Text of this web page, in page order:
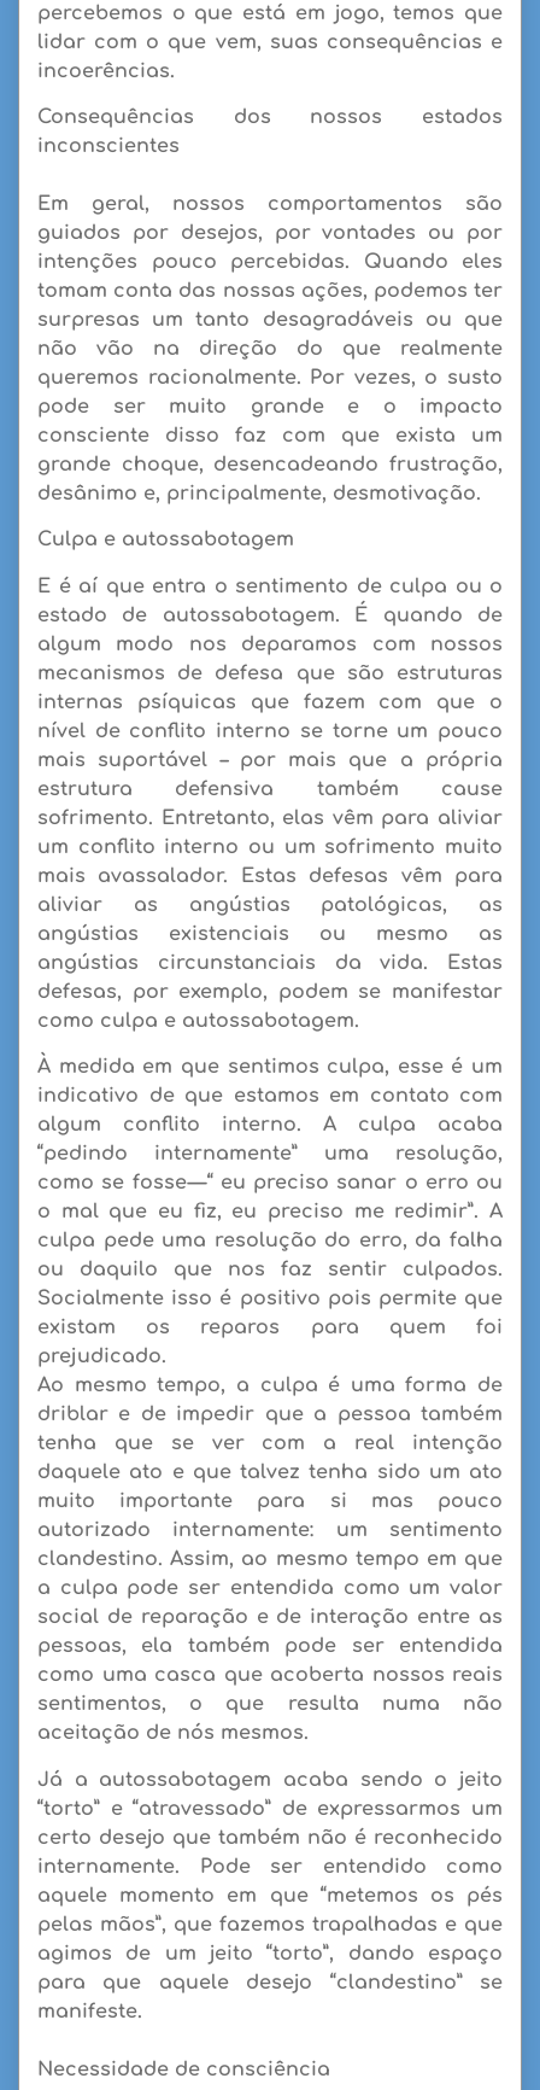
percebemos o que está em jogo, temos que
lidar com o que vem, suas consequências e
incoerências.
Consequências dos nossos estados
inconscientes
Em geral, nossos comportamentos são
guiados por desejos, por vontades ou por
intenções pouco percebidas. Quando eles
tomam conta das nossas ações, podemos ter
surpresas um tanto desagradáveis ou que
não vão na direção do que realmente
queremos racionalmente. Por vezes, o susto
pode ser muito grande e o impacto
consciente disso faz com que exista um
grande choque, desencadeando frustração,
desânimo e, principalmente, desmotivação.
Culpa e autossabotagem
E é aí que entra o sentimento de culpa ou o
estado de autossabotagem. É quando de
algum modo nos deparamos com nossos
mecanismos de defesa que são estruturas
internas psíquicas que fazem com que o
nível de conflito interno se torne um pouco
mais suportável – por mais que a própria
estrutura defensiva também cause
sofrimento. Entretanto, elas vêm para aliviar
um conflito interno ou um sofrimento muito
mais avassalador. Estas defesas vêm para
aliviar as angústias patológicas, as
angústias existenciais ou mesmo as
angústias circunstanciais da vida. Estas
defesas, por exemplo, podem se manifestar
como culpa e autossabotagem.
À medida em que sentimos culpa, esse é um
indicativo de que estamos em contato com
algum conflito interno. A culpa acaba
“pedindo internamente” uma resolução,
como se fosse — “ eu preciso sanar o erro ou
o mal que eu fiz, eu preciso me redimir”. A
culpa pede uma resolução do erro, da falha
ou daquilo que nos faz sentir culpados.
Socialmente isso é positivo pois permite que
existam os reparos para quem foi
prejudicado.
Ao mesmo tempo, a culpa é uma forma de
driblar e de impedir que a pessoa também
tenha que se ver com a real intenção
daquele ato e que talvez tenha sido um ato
muito importante para si mas pouco
autorizado internamente: um sentimento
clandestino. Assim, ao mesmo tempo em que
a culpa pode ser entendida como um valor
social de reparação e de interação entre as
pessoas, ela também pode ser entendida
como uma casca que acoberta nossos reais
sentimentos, o que resulta numa não
aceitação de nós mesmos.
Já a autossabotagem acaba sendo o jeito
“torto” e “atravessado” de expressarmos um
certo desejo que também não é reconhecido
internamente. Pode ser entendido como
aquele momento em que “metemos os pés
pelas mãos”, que fazemos trapalhadas e que
agimos de um jeito “torto”, dando espaço
para que aquele desejo “clandestino” se
manifeste.
Necessidade de consciência